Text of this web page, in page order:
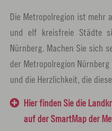
Die Metropolregion ist mehr
und elf kreisfreie Städte
Nürnberg. Machen Sie sich
der Metropolregion
und die Herzlichkeit, die
Hier finden Sie die
auf der SmartMap der